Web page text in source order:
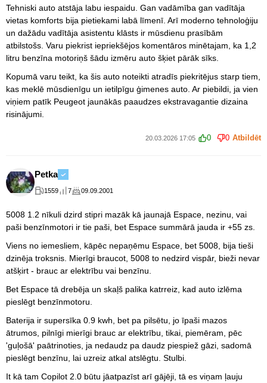
Tehniski auto atstāja labu iespaidu. Gan vadāmība gan vadītāja
vietas komforts bija pietiekami labā līmenī. Arī moderno tehnoloģiju
un dažādu vadītāja asistentu klāsts ir mūsdienu prasībām
atbilstošs. Varu piekrist iepriekšējos komentāros minētajam, ka 1,2
litru benzīna motoriņš šādu izmēru auto šķiet pārāk sīks.
Kopumā varu teikt, ka šis auto noteikti atradīs piekritējus starp tiem,
kas meklē mūsdienīgu un ietilpīgu ģimenes auto. Ar piebildi, ja vien
viņiem patīk Peugeot jaunākās paaudzes ekstravagantie dizaina
risinājumi.
20.03.2026 17:05 0 0 Atbildēt
Petka
1559 7 09.09.2001
5008 1.2 nīkuli dzird stipri mazāk kā jaunajā Espace, nezinu, vai
paši benzīnmotori ir tie paši, bet Espace summārā jauda ir +55 zs.
Viens no iemesliem, kāpēc nepaņēmu Espace, bet 5008, bija tieši
dzinēja troksnis. Mierīgi braucot, 5008 to nedzird vispār, bieži nevar
atšķirt - brauc ar elektrību vai benzīnu.
Bet Espace tā drebēja un skaļš palika katrreiz, kad auto izlēma
pieslēgt benzīnmotoru.
Baterija ir supersīka 0.9 kwh, bet pa pilsētu, jo īpaši mazos
ātrumos, pilnīgi mierīgi brauc ar elektrību, tikai, piemēram, pēc
'guļošā' paātrinoties, ja nedaudz pa daudz piespiež gāzi, sadomā
pieslēgt benzīnu, lai uzreiz atkal atslēgtu. Stulbi.
It kā tam Copilot 2.0 būtu jāatpazīst arī gājēji, tā es viņam ļauju